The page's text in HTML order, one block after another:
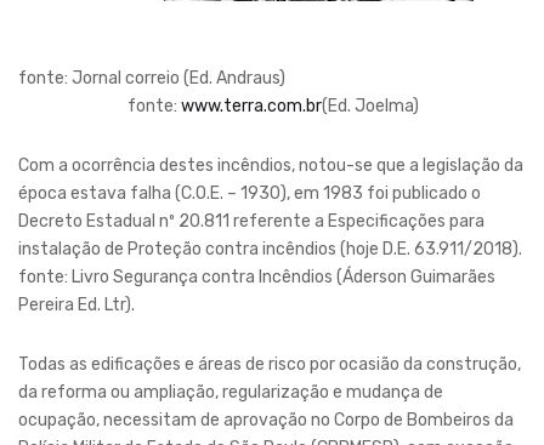
fonte: Jornal correio (Ed. Andraus)
fonte: www.terra.com.br(Ed. Joelma)
Com a ocorrência destes incêndios, notou-se que a legislação da
época estava falha (C.O.E. – 1930), em 1983 foi publicado o
Decreto Estadual nº 20.811 referente a Especificações para
instalação de Proteção contra incêndios (hoje D.E. 63.911/2018).
fonte: Livro Segurança contra Incêndios (Áderson Guimarães
Pereira Ed. Ltr).
Todas as edificações e áreas de risco por ocasião da construção,
da reforma ou ampliação, regularização e mudança de
ocupação, necessitam de aprovação no Corpo de Bombeiros da